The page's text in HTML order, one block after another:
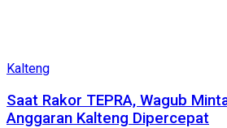
Kalteng
Saat Rakor TEPRA, Wagub
Anggaran Kalteng Dipercepat